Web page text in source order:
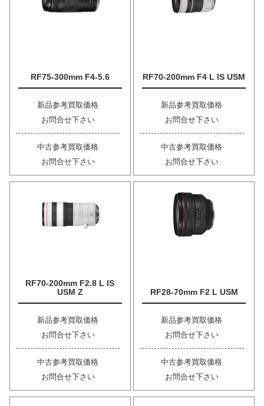
RF75-300mm F4-5.6
新品参考買取価格
お問合せ下さい
中古参考買取価格
お問合せ下さい
RF70-200mm F4 L IS USM
新品参考買取価格
お問合せ下さい
中古参考買取価格
お問合せ下さい
RF70-200mm F2.8 L IS
USM Z
新品参考買取価格
お問合せ下さい
中古参考買取価格
お問合せ下さい
RF28-70mm F2 L USM
新品参考買取価格
お問合せ下さい
中古参考買取価格
お問合せ下さい